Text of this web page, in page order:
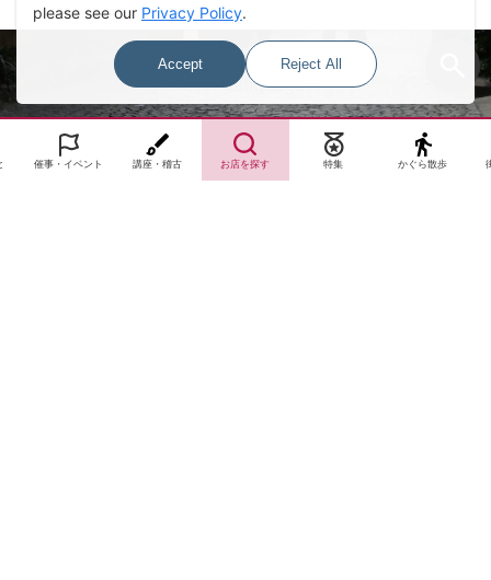
Select Language▼
催事・イベント 講座・稽古 お店を探す 特集 かぐら散歩
please see our Privacy Policy.
Accept Reject All